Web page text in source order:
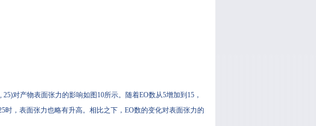
对产物表面张力的影响如图10所示。随着EO数从5增加到15，
，表面张力也略有升高。相比之下，EO数的变化对表面张力的